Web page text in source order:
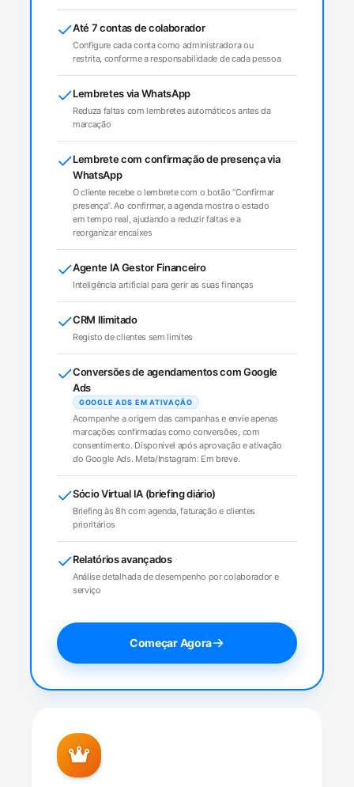
Até 7 contas de colaborador
Configure cada conta como administradora ou
restrita, conforme a responsabilidade de cada pessoa
Lembretes via WhatsApp
Reduza faltas com lembretes automáticos antes da
marcação
Lembrete com confirmação de presença via
WhatsApp
O cliente recebe o lembrete com o botão “Confirmar
presença”. Ao confirmar, a agenda mostra o estado
em tempo real, ajudando a reduzir faltas e a
reorganizar encaixes
Agente IA Gestor Financeiro
Inteligência artificial para gerir as suas finanças
CRM Ilimitado
Registo de clientes sem limites
Conversões de agendamentos com Google
Ads
GOOGLE ADS EM ATIVAÇÃO
Acompanhe a origem das campanhas e envie apenas
marcações confirmadas como conversões, com
consentimento. Disponível após aprovação e ativação
do Google Ads. Meta/Instagram: Em breve.
Sócio Virtual IA (briefing diário)
Briefing às 8h com agenda, faturação e clientes
prioritários
Relatórios avançados
Análise detalhada de desempenho por colaborador e
serviço
Começar Agora